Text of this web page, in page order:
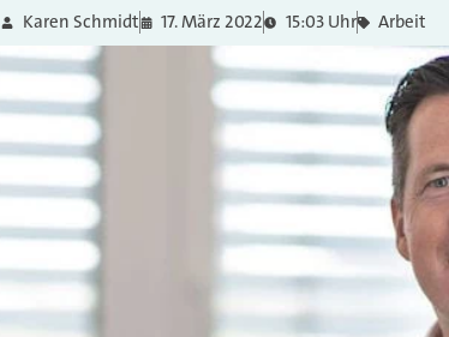
Karen Schmidt 17. März 2022 15:03 Uhr Arbeit